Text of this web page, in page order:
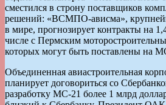
сместился в строну поставщиков
решений: «ВСМПО-ависма»,
в мире, прогнозирует контракты на
числе с Пермским
которых могут быть поставлены на
Объединенная авиастроительная
планирует договориться со
разработку МС-21 более 1 млрд